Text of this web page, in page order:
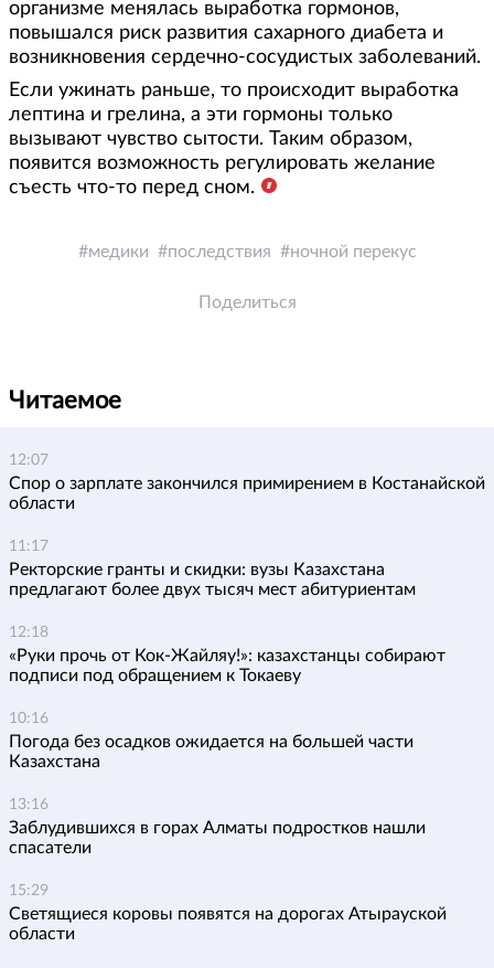
организме менялась выработка гормонов,
повышался риск развития сахарного диабета и
возникновения сердечно-сосудистых заболеваний.
Если ужинать раньше, то происходит выработка
лептина и грелина, а эти гормоны только
вызывают чувство сытости. Таким образом,
появится возможность регулировать желание
съесть что-то перед сном.
медики последствия ночной перекус
Поделиться
Читаемое
12:07
Спор о зарплате закончился примирением в Костанайской
области
11:17
Ректорские гранты и скидки: вузы Казахстана
предлагают более двух тысяч мест абитуриентам
12:18
«Руки прочь от Кок-Жайляу!»: казахстанцы собирают
подписи под обращением к Токаеву
10:16
Погода без осадков ожидается на большей части
Казахстана
13:16
Заблудившихся в горах Алматы подростков нашли
спасатели
15:29
Светящиеся коровы появятся на дорогах Атырауской
области